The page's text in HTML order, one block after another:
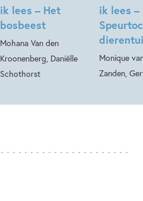
ik lees – Het
bosbeest
Mohana Van den
Kroonenberg, Daniëlle
Schothorst
ik lees –
Monique
Zanden,